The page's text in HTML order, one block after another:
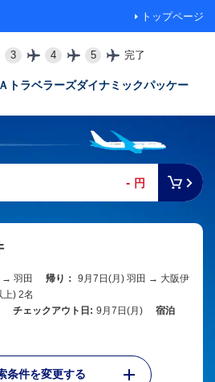
トップページ
3 4 5 完了
トラベラーズダイナミックパッケー
- 円
→ 羽田 帰り： 9月7日(月) 羽田 → 大阪伊
上) 2名
チェックアウト日: 9月7日(月)
宿泊
条件を変更する